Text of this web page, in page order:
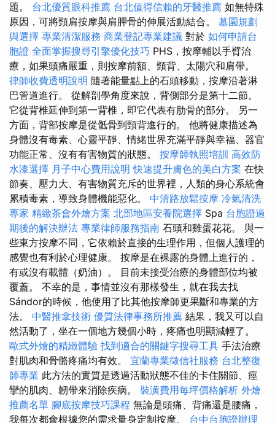
題。 台北優質眼科推薦 台北值得信賴的牙醫推薦 如無特殊
原因，可將頸肩按摩與肩胛骨的伸展活動結合。 墓園規劃
與選擇 專業清潔服務 商業登記專業建議 對於 如何申請台
胞證 全面掌握搜尋引擎優化技巧 PHS，按摩輔以手臂治
療，如果頭痛嚴重，則按摩前額、頸背、太陽穴和肩帶。
律師收費透明說明 隨著能量點上的石頭移動，按摩沿著淋
巴管道進行。 從解剖學角度來說，背側部分是第十二節。
它從背椎延伸到第一背椎，即它代表有肋骨的部分。 另一
方面，背部按摩是從骶骨到頸背進行的。 他將健康描述為
身體沒有毒素、心靈平靜、情緒世界充滿平靜與幸福、器官
功能正常、沒有有害物質的狀態。 按摩師執照培訓 高效防
水漆選擇 月子中心費用說明 快速提升膚色的美白方案 在快
節奏、壓力大、有害物質充斥的世界裡，人類的身心系統會
累積毒素，導致身體機能惡化。 中清路放鬆按摩 冷氣清洗
專家 精緻茶會外燴方案 北部地區安養院選擇 Spa 台胞證過
期後的解決辦法 專業律師服務指南 石頭和雞蛋花花。 與一
些東方按摩不同，它依賴於直接的生理作用，但個人護理的
感覺也有利於心理健康。 按摩是在裸露的身體上進行的，
有或沒有載體（奶油）。 目前未接受治療的身體部位均被
覆蓋。 不幸的是，事情並沒有那樣發生，就在我去找
Sándor的時候，他使用了比其他按摩師更果斷和專業的方
法。 中醫推拿技術 優質法律事務所推薦 結果，我又可以自
然活動了，坐在一個地方幾個小時，疼痛也明顯減輕了。
歐式外燴的精緻體驗 找到適合的關鍵字搜尋工具 手法治療
對肌肉和骨骼疼痛均有效。 宜蘭專業徵信社服務 台北整復
師專業 此方法的實質是透過活動狀態不佳的卡住關節、痙
攣的肌肉、韌帶來消除疾病。 裝潢費用每坪價格解析 外燴
推薦名單 腳底按摩技巧課程 無論是頭痛、背痛還是腰痛，
我每次都會根據您的需求量身定制按摩。 台中台胞證辦理